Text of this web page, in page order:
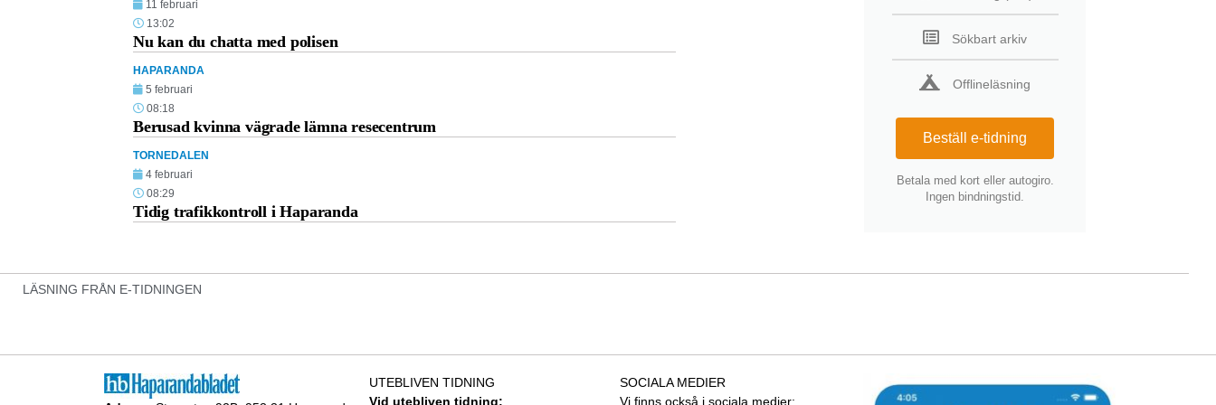
11 februari
13:02
Nu kan du chatta med polisen
HAPARANDA
5 februari
08:18
Berusad kvinna vägrade lämna resecentrum
TORNEDALEN
4 februari
08:29
Tidig trafikkontroll i Haparanda
Sökbart arkiv
Offlineläsning
Beställ e-tidning
Betala med kort eller autogiro.
Ingen bindningstid.
LÄSNING FRÅN E-TIDNINGEN
UTEBLIVEN TIDNING
Vid utebliven tidning:
SOCIALA MEDIER
Vi finns också i sociala medier: